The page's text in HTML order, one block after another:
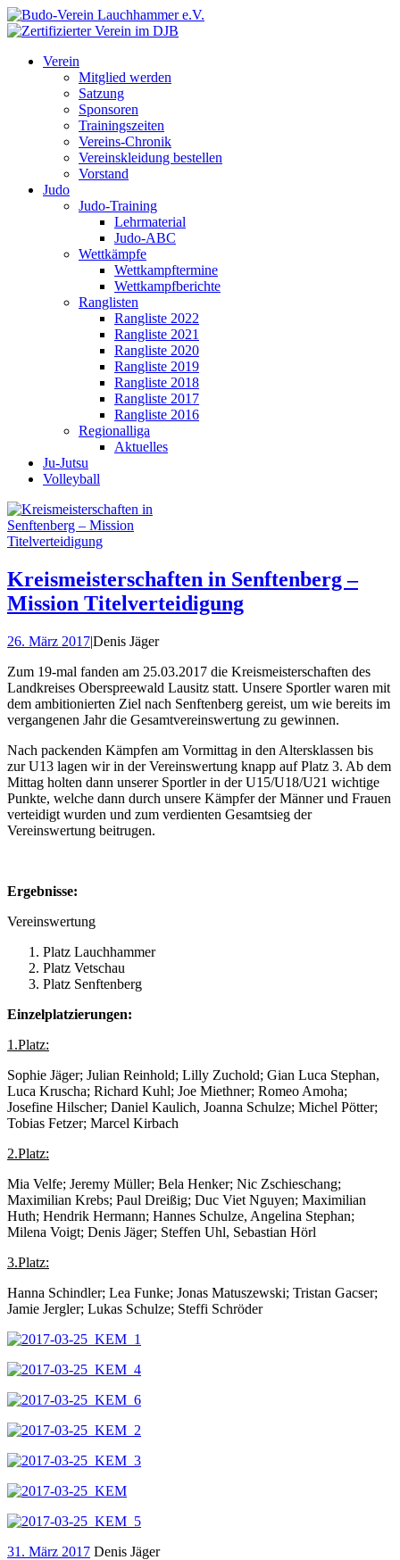
Verein
Mitglied werden
Satzung
Sponsoren
Trainingszeiten
Vereins-Chronik
Vereinskleidung bestellen
Vorstand
Judo
Judo-Training
Lehrmaterial
Judo-ABC
Wettkämpfe
Wettkampftermine
Wettkampfberichte
Ranglisten
Rangliste 2022
Rangliste 2021
Rangliste 2020
Rangliste 2019
Rangliste 2018
Rangliste 2017
Rangliste 2016
Regionalliga
Aktuelles
Ju-Jutsu
Volleyball
Kreismeisterschaften in Senftenberg –
Mission Titelverteidigung
26. März 2017|Denis Jäger
Zum 19-mal fanden am 25.03.2017 die Kreismeisterschaften des
Landkreises Oberspreewald Lausitz statt. Unsere Sportler waren mit
dem ambitionierten Ziel nach Senftenberg gereist, um wie bereits im
vergangenen Jahr die Gesamtvereinswertung zu gewinnen.
Nach packenden Kämpfen am Vormittag in den Altersklassen bis
zur U13 lagen wir in der Vereinswertung knapp auf Platz 3. Ab dem
Mittag holten dann unserer Sportler in der U15/U18/U21 wichtige
Punkte, welche dann durch unsere Kämpfer der Männer und Frauen
verteidigt wurden und zum verdienten Gesamtsieg der
Vereinswertung beitrugen.
Ergebnisse:
Vereinswertung
Platz Lauchhammer
Platz Vetschau
Platz Senftenberg
Einzelplatzierungen:
1.Platz:
Sophie Jäger; Julian Reinhold; Lilly Zuchold; Gian Luca Stephan,
Luca Kruscha; Richard Kuhl; Joe Miethner; Romeo Amoha;
Josefine Hilscher; Daniel Kaulich, Joanna Schulze; Michel Pötter;
Tobias Fetzer; Marcel Kirbach
2.Platz:
Mia Velfe; Jeremy Müller; Bela Henker; Nic Zschieschang;
Maximilian Krebs; Paul Dreißig; Duc Viet Nguyen; Maximilian
Huth; Hendrik Hermann; Hannes Schulze, Angelina Stephan;
Milena Voigt; Denis Jäger; Steffen Uhl, Sebastian Hörl
3.Platz:
Hanna Schindler; Lea Funke; Jonas Matuszewski; Tristan Gacser;
Jamie Jergler; Lukas Schulze; Steffi Schröder
31. März 2017 Denis Jäger